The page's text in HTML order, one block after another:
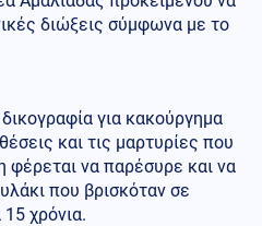
διώξεις σύμφωνα με το
για κακούργημα
και τις μαρτυρίες που
φέρεται να παρέσυρε και να
που βρισκόταν σε
15 χρόνια.